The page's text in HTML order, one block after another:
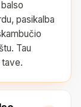
pasikalba
Tau
tave.